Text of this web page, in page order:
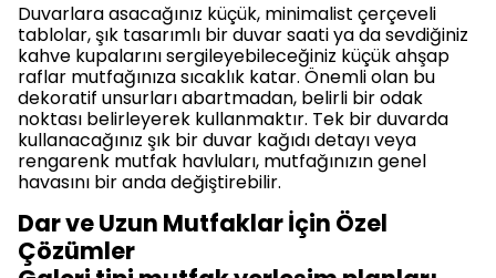
Duvarlara asacağınız küçük, minimalist çerçeveli
tablolar, şık tasarımlı bir duvar saati ya da sevdiğiniz
kahve kupalarını sergileyebileceğiniz küçük ahşap
raflar mutfağınıza sıcaklık katar. Önemli olan bu
dekoratif unsurları abartmadan, belirli bir odak
noktası belirleyerek kullanmaktır. Tek bir duvarda
kullanacağınız şık bir duvar kağıdı detayı veya
rengarenk mutfak havluları, mutfağınızın genel
havasını bir anda değiştirebilir.
Dar ve Uzun Mutfaklar İçin Özel
Çözümler